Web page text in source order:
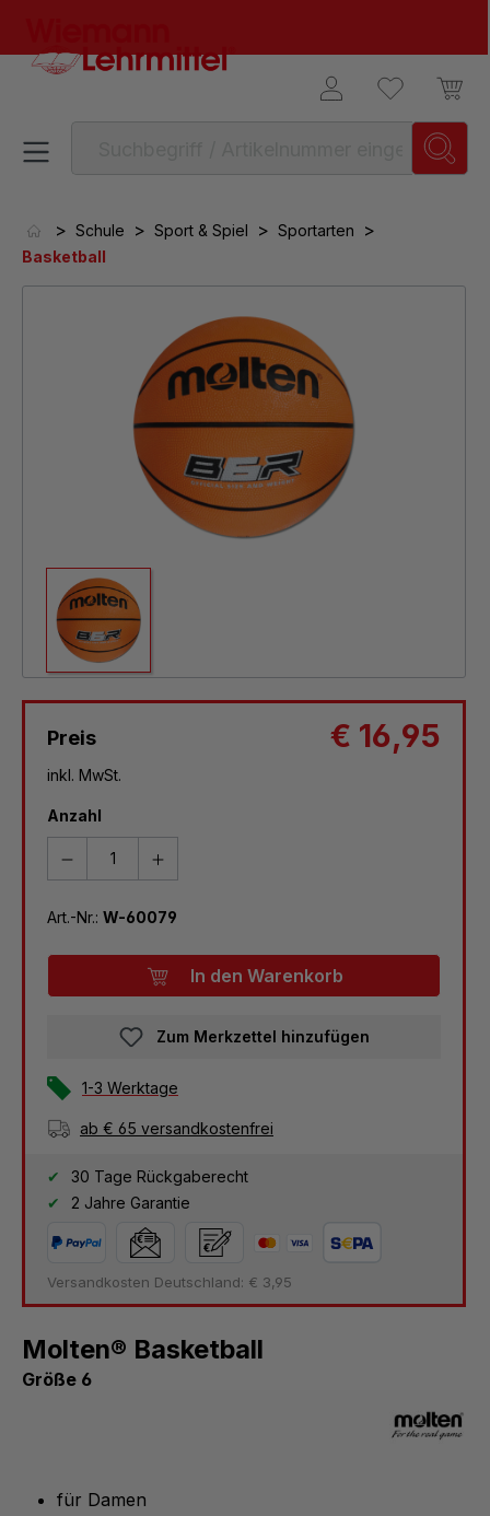
> Schule > Sport & Spiel > Sportarten >
Basketball
Preis € 16,95
inkl. MwSt.
Anzahl
Art.-Nr.: W-60079
In den Warenkorb
Zum Merkzettel hinzufügen
1-3 Werktage
ab € 65 versandkostenfrei
30 Tage Rückgaberecht
2 Jahre Garantie
Versandkosten Deutschland: € 3,95
Molten® Basketball
Größe 6
für Damen